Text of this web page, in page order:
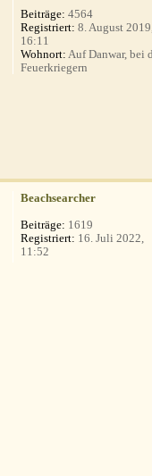
Beiträge: 4564
Registriert: 8. August
16:11
Wohnort: Auf Danwar, bei
Feuerkriegern
Beachsearcher
Beiträge: 1619
Registriert: 16. Juli 2022,
11:52